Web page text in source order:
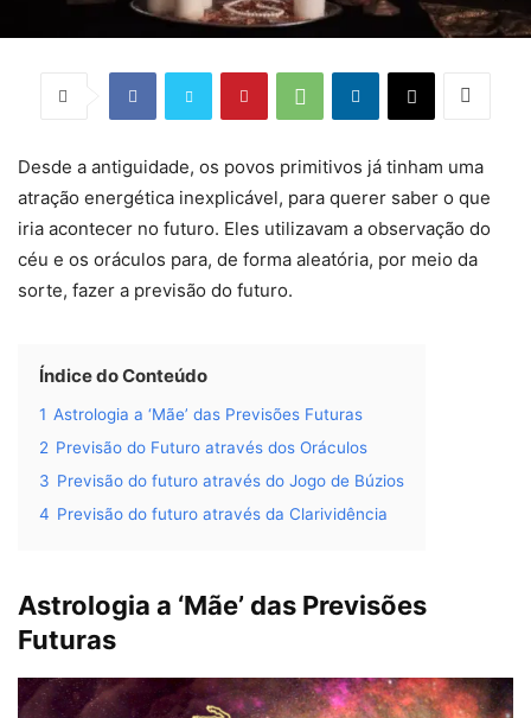
Desde a antiguidade, os povos primitivos já tinham uma
atração energética inexplicável, para querer saber o que
iria acontecer no futuro. Eles utilizavam a observação do
céu e os oráculos para, de forma aleatória, por meio da
sorte, fazer a previsão do futuro.
Índice do Conteúdo
1 Astrologia a ‘Mãe’ das Previsões Futuras
2 Previsão do Futuro através dos Oráculos
3 Previsão do futuro através do Jogo de Búzios
4 Previsão do futuro através da Clarividência
Astrologia a ‘Mãe’ das Previsões
Futuras